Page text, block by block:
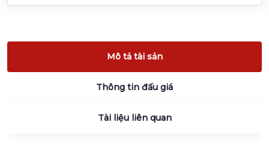
Mô tả tài sản
Thông tin đấu giá
Tài liệu liên quan